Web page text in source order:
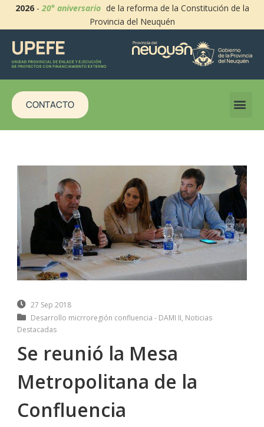
2026-20° aniversario de la reforma de la Constitución de la
Provincia del Neuquén
CONTACTO
27 Sep 2018
Desarrollo micrroregión confluencia - DAMI II, Noticias
Destacadas
Se reunió la Mesa
Metropolitana de la
Confluencia